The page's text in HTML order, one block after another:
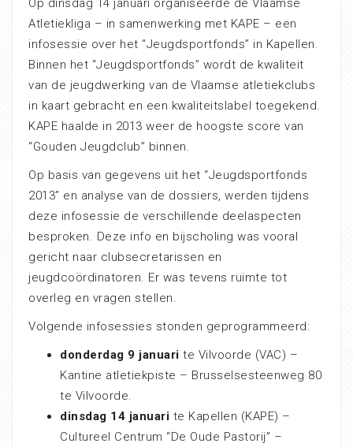
Op dinsdag 14 januari organiseerde de Vlaamse
Atletiekliga – in samenwerking met KAPE – een
infosessie over het “Jeugdsportfonds” in Kapellen.
Binnen het “Jeugdsportfonds” wordt de kwaliteit
van de jeugdwerking van de Vlaamse atletiekclubs
in kaart gebracht en een kwaliteitslabel toegekend.
KAPE haalde in 2013 weer de hoogste score van
“Gouden Jeugdclub” binnen.
Op basis van gegevens uit het “Jeugdsportfonds
2013” en analyse van de dossiers, werden tijdens
deze infosessie de verschillende deelaspecten
besproken. Deze info en bijscholing was vooral
gericht naar clubsecretarissen en
jeugdcoördinatoren. Er was tevens ruimte tot
overleg en vragen stellen.
Volgende infosessies stonden geprogrammeerd:
donderdag 9 januari te Vilvoorde (VAC) –
Kantine atletiekpiste – Brusselsesteenweg 80
te Vilvoorde.
dinsdag 14 januari te Kapellen (KAPE) –
Cultureel Centrum “De Oude Pastorij” –